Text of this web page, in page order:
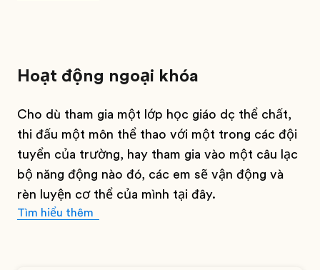
Hoạt động ngoại khóa
Cho dù tham gia một lớp học giáo dục thể chất,
thi đấu một môn thể thao với một trong các đội
tuyển của trường, hay tham gia vào một câu lạc
bộ năng động nào đó, các em sẽ vận động và
rèn luyện cơ thể của mình tại đây.
Tìm hiểu thêm